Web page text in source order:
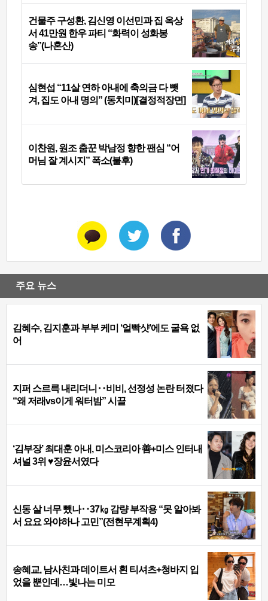
건물주 구성환, 김신영 이선민과 집 옥상
서 41만원 한우 파티 “화력이 성화봉
송”(나혼산)
심현섭 “11살 연하 아내에 축의금 다 뺏
겨, 집도 아내 명의” (동치미)[결정적장면]
이찬원, 원조 춤꾼 박남정 향한 팬심 “어
머님 잘 계시지” 폭소(불후)
주요 뉴스
김혜수, 김지훈과 부부 케미 ‘얼빡샷’에도 굴욕 없
어
지퍼 스르륵 내리더니‥비비, 선정성 논란 터졌다
“왜 저래vs이게 워터밤” 시끌
‘김부장’ 최대훈 아내, 미스코리아 善+미스 인터내
셔널 3위 ♥장윤서였다
신동 살 너무 뺐나‥37㎏ 감량 부작용 “못 알아봐
서 요요 와야하나 고민”(전현무계획4)
송혜교, 남사친과 데이트서 흰 티셔츠+청바지 입
었을 뿐인데…빛나는 미모